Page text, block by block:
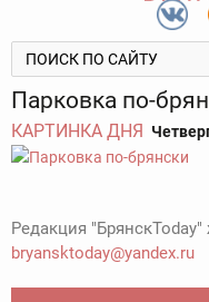
Парковка по-
КАРТИНКА ДНЯ
Редакция
bryansktoday@yandex.ru